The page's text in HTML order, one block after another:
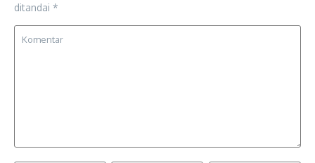
ditandai *